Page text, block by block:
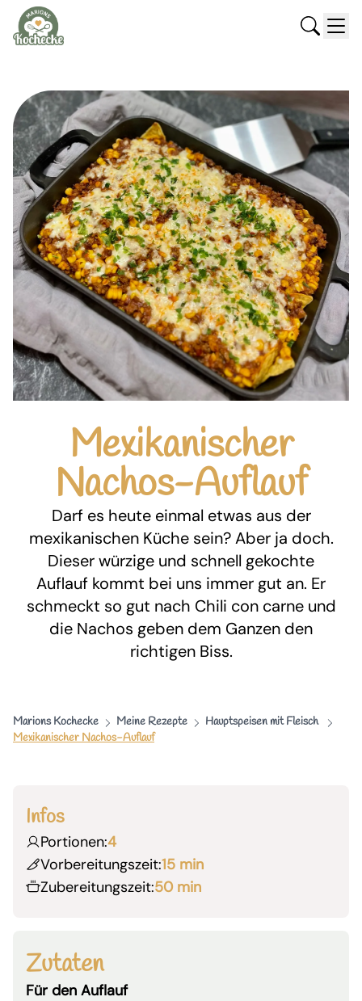
Mexikanischer
Nachos-Auflauf
Darf es heute einmal etwas aus der
mexikanischen Küche sein? Aber ja doch.
Dieser würzige und schnell gekochte
Auflauf kommt bei uns immer gut an. Er
schmeckt so gut nach Chili con carne und
die Nachos geben dem Ganzen den
richtigen Biss.
Marions Kochecke Meine Rezepte
Hauptspeisen mit Fleisch
Mexikanischer Nachos-Auflauf
Infos
Portionen:4
Vorbereitungszeit:15 min
Zubereitungszeit:50 min
Zutaten
Für den Auflauf